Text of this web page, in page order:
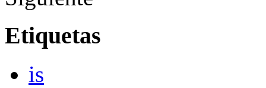
Etiquetas
is